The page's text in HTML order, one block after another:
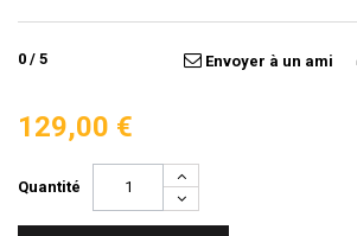
0 / 5 Envoyer à un ami
129,00 €
Quantité